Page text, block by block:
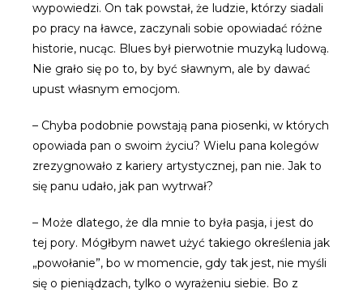
wypowiedzi. On tak powstał, że ludzie, którzy siadali
po pracy na ławce, zaczynali sobie opowiadać różne
historie, nucąc. Blues był pierwotnie muzyką ludową.
Nie grało się po to, by być sławnym, ale by dawać
upust własnym emocjom.
– Chyba podobnie powstają pana piosenki, w których
opowiada pan o swoim życiu? Wielu pana kolegów
zrezygnowało z kariery artystycznej, pan nie. Jak to
się panu udało, jak pan wytrwał?
– Może dlatego, że dla mnie to była pasja, i jest do
tej pory. Mógłbym nawet użyć takiego określenia jak
„powołanie”, bo w momencie, gdy tak jest, nie myśli
się o pieniądzach, tylko o wyrażeniu siebie. Bo z